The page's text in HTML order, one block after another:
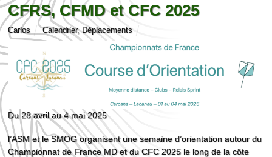
CFRS, CFMD et CFC 2025
Carlos Calendrier,Déplacements
Du 28 avril au 4 mai 2025
l’ASM et le SMOG organisent une semaine d’orientation autour du
Championnat de France MD et du CFC 2025 le long de la côte